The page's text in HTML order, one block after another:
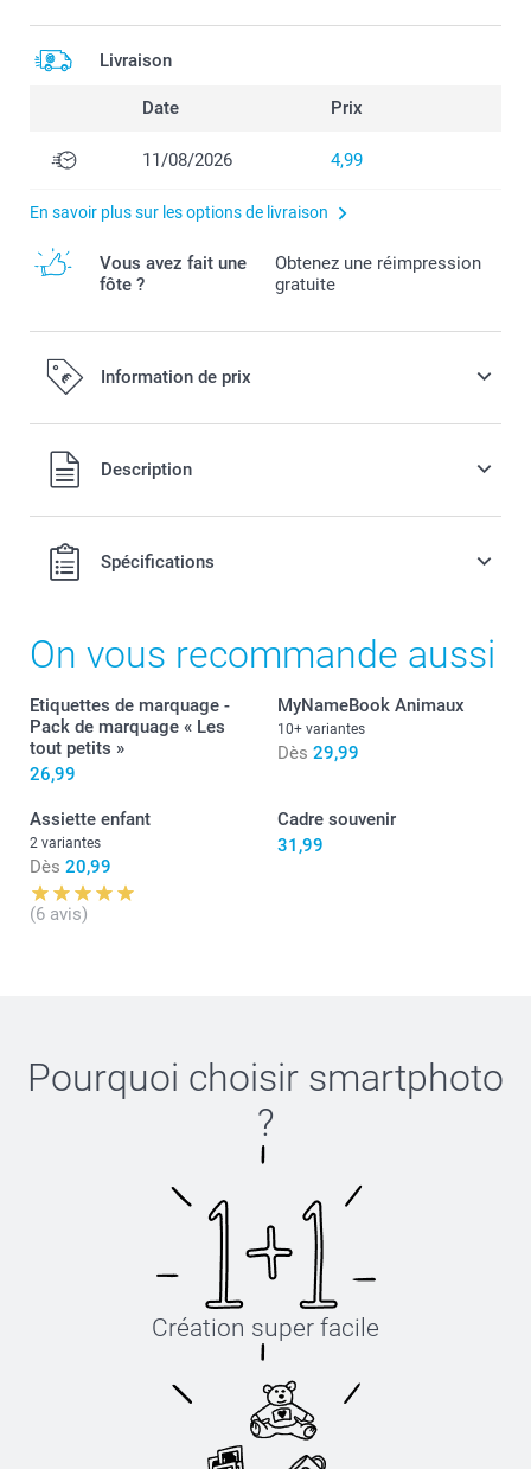
Livraison
Date Prix
11/08/2026 4,99
En savoir plus sur les options de livraison
Vous avez fait une
fôte ?
Obtenez une réimpression
gratuite
Information de prix
Tous les prix sont en EURO (€), TVA incluse et hors frais de
port.
Description
Spécifications
On vous recommande aussi
Etiquettes de marquage -
Pack de marquage « Les
tout petits »
26,99
MyNameBook Animaux
10+ variantes
Dès 29,99
Assiette enfant
2 variantes
Dès 20,99
(6 avis)
Cadre souvenir
31,99
Pourquoi choisir smartphoto
?
Création super facile